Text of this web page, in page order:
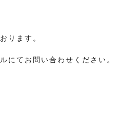
ります。
にてお問い合わせください。